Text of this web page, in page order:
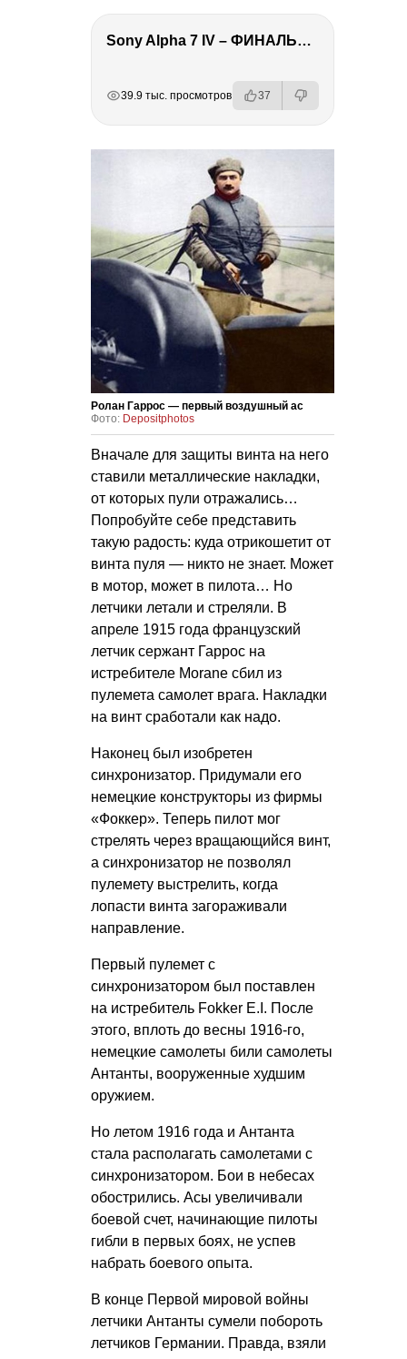
Sony Alpha 7 IV – ФИНАЛЬНЫЙ ОБЗОР
39.9 тыс. просмотров 37
Ролан Гаррос — первый воздушный ас
Фото: Depositphotos
Вначале для защиты винта на него
ставили металлические накладки,
от которых пули отражались…
Попробуйте себе представить
такую радость: куда отрикошетит от
винта пуля — никто не знает. Может
в мотор, может в пилота… Но
летчики летали и стреляли. В
апреле 1915 года французский
летчик сержант Гаррос на
истребителе Morane сбил из
пулемета самолет врага. Накладки
на винт сработали как надо.
Наконец был изобретен
синхронизатор. Придумали его
немецкие конструкторы из фирмы
«Фоккер». Теперь пилот мог
стрелять через вращающийся винт,
а синхронизатор не позволял
пулемету выстрелить, когда
лопасти винта загораживали
направление.
Первый пулемет с
синхронизатором был поставлен
на истребитель Fokker E.I. После
этого, вплоть до весны 1916-го,
немецкие самолеты били самолеты
Антанты, вооруженные худшим
оружием.
Но летом 1916 года и Антанта
стала располагать самолетами с
синхронизатором. Бои в небесах
обострились. Асы увеличивали
боевой счет, начинающие пилоты
гибли в первых боях, не успев
набрать боевого опыта.
В конце Первой мировой войны
летчики Антанты сумели побороть
летчиков Германии. Правда, взяли